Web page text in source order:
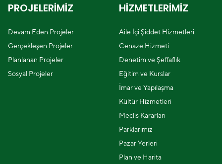
PROJELERİMİZ
Devam Eden Projeler
Gerçekleşen Projeler
Planlanan Projeler
Sosyal Projeler
HİZMETLERİMİZ
Aile İçi Şiddet Hizmetleri
Cenaze Hizmeti
Denetim ve Şeffaflık
Eğitim ve Kurslar
İmar ve Yapılaşma
Kültür Hizmetleri
Meclis Kararları
Parklarımız
Pazar Yerleri
Plan ve Harita